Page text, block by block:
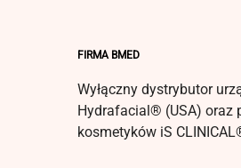
FIRMA BMED
Wyłączny dystrybutor
Hydrafacial® (USA) oraz
kosmetyków iS